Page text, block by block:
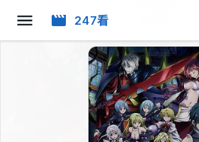
247看